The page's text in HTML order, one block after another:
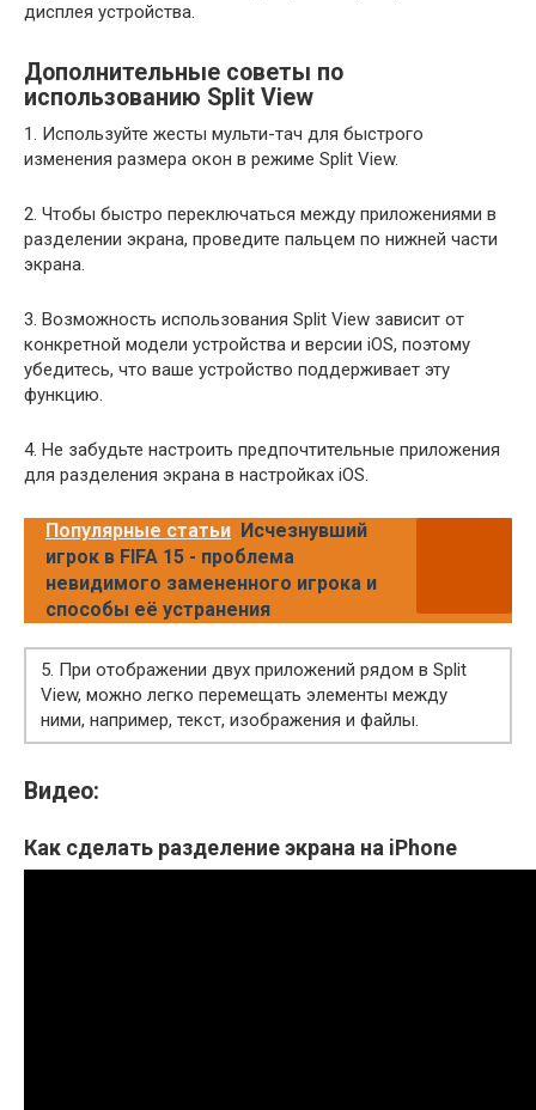
дисплея устройства.
Дополнительные советы по
использованию Split View
1. Используйте жесты мульти-тач для быстрого
изменения размера окон в режиме Split View.
2. Чтобы быстро переключаться между приложениями в
разделении экрана, проведите пальцем по нижней части
экрана.
3. Возможность использования Split View зависит от
конкретной модели устройства и версии iOS, поэтому
убедитесь, что ваше устройство поддерживает эту
функцию.
4. Не забудьте настроить предпочтительные приложения
для разделения экрана в настройках iOS.
Популярные статьи Исчезнувший
игрок в FIFA 15 - проблема
невидимого замененного игрока и
способы её устранения
5. При отображении двух приложений рядом в Split
View, можно легко перемещать элементы между
ними, например, текст, изображения и файлы.
Видео:
Как сделать разделение экрана на iPhone